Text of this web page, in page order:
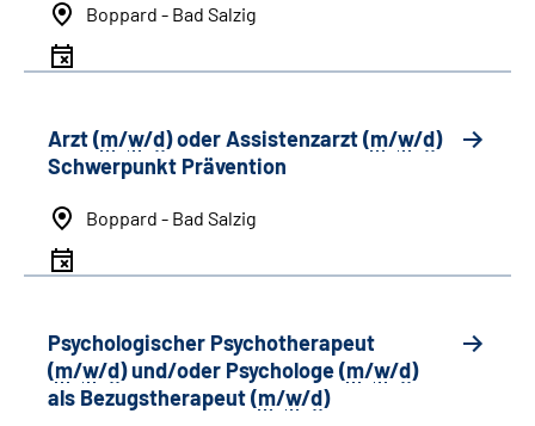
Boppard - Bad Salzig
Arzt (m/w/d) oder Assistenzarzt (m/w/d)
Schwerpunkt Prävention
Boppard - Bad Salzig
Psychologischer Psychotherapeut
(m/w/d) und/oder Psychologe (m/w/d)
als Bezugstherapeut (m/w/d)